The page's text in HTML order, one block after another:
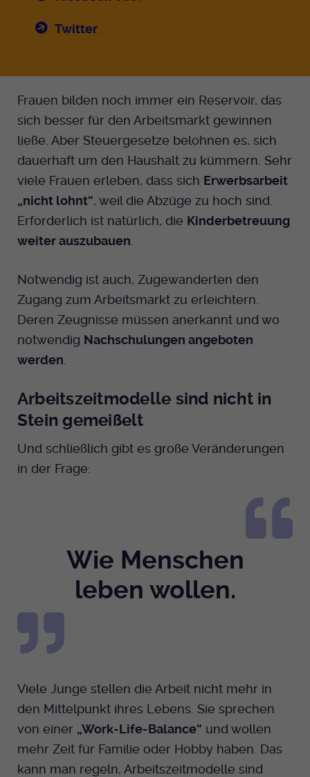
Twitter.
Frauen bilden noch immer ein Reservoir, das
sich besser für den Arbeitsmarkt gewinnen
ließe. Aber Steuergesetze belohnen es, sich
dauerhaft um den Haushalt zu kümmern. Sehr
viele Frauen erleben, dass sich Erwerbsarbeit
„nicht lohnt“, weil die Abzüge zu hoch sind.
Erforderlich ist natürlich, die Kinderbetreuung
weiter auszubauen.
Notwendig ist auch, Zugewanderten den
Zugang zum Arbeitsmarkt zu erleichtern.
Deren Zeugnisse müssen anerkannt und wo
notwendig Nachschulungen angeboten
werden.
Arbeitszeitmodelle sind nicht in
Stein gemeißelt
Und schließlich gibt es große Veränderungen
in der Frage:
Wie Menschen
leben wollen.
Viele Junge stellen die Arbeit nicht mehr in
den Mittelpunkt ihres Lebens. Sie sprechen
von einer „Work-Life-Balance“ und wollen
mehr Zeit für Familie oder Hobby haben. Das
kann man regeln, Arbeitszeitmodelle sind